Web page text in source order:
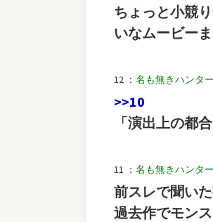
ちょっと小競
いなムービー
12 ： 名も無きハンタ
>>10
「演出上の都
11 ： 名も無きハンタ
前スレで聞い
過去作でモン